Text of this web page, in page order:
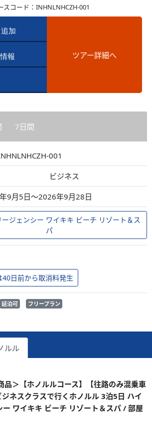
スコード：INHNLNHCZH-001
追加
報 ツアー詳細へ
7日間
001
ビジネス
9月5日～2026年9月28日
ジェンシー ワイキキ ビーチ リゾート＆ス
パ
日前から取消料発生
延泊可 フリープラン
ルル
品＞【ホノルルコース】【往路のみ混乗車
ネスクラスで行くホノルル 3泊5日 ハイ
ー ワイキキ ビーチ リゾート＆スパ / 部屋